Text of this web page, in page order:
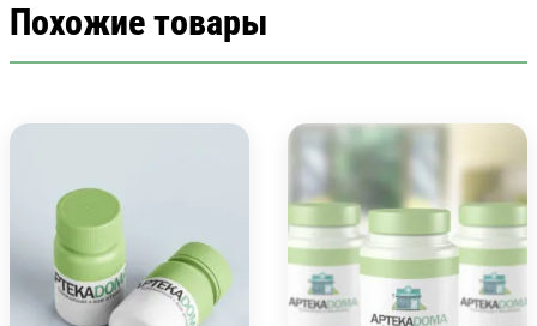
Похожие товары